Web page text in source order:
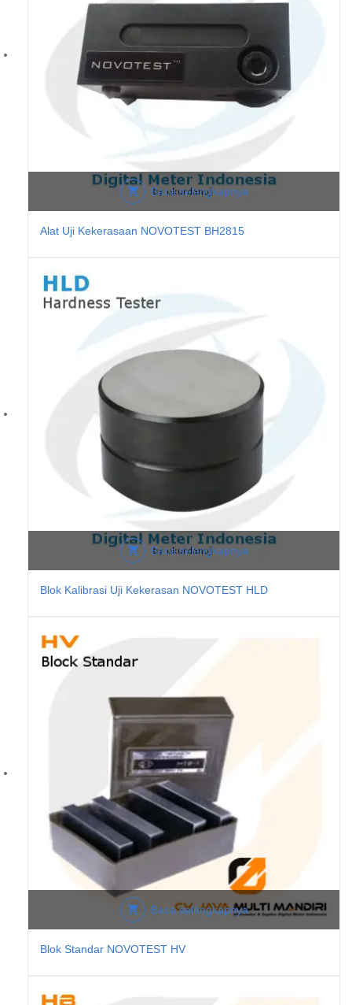
Baca selengkapnya
Alat Uji Kekerasaan NOVOTEST BH2815
Baca selengkapnya
Blok Kalibrasi Uji Kekerasan NOVOTEST HLD
Baca selengkapnya
Blok Standar NOVOTEST HV